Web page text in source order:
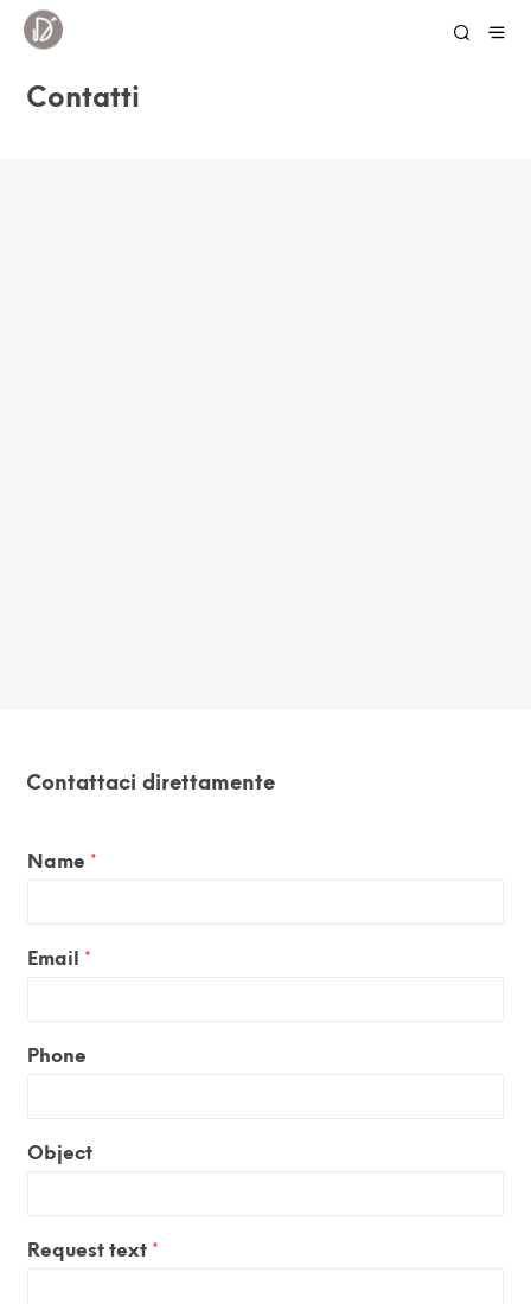
Contatti
Contattaci direttamente
Name *
Email *
Phone
Object
Request text *